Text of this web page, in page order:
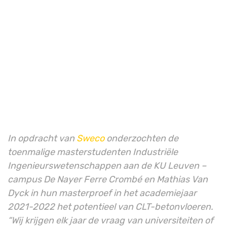
In opdracht van Swecoonderzochten de
toenmalige masterstudenten Industriële
Ingenieurswetenschappen aan de KU Leuven –
campus De Nayer Ferre Crombé en Mathias Van
Dyck in hun masterproef in het academiejaar
2021-2022 het potentieel van CLT-betonvloeren.
“Wij krijgen elk jaar de vraag van universiteiten of